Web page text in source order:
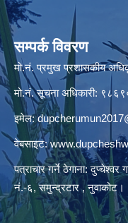
सम्पर्क विवरण
मो.नं. प्रमुख प्रशासकीय
मो.नं. सूचना अधिकारी:
इमेल:
वेबसाइट:
पत्राचार गर्ने ठेगाना: दुप्चेश्वर
नं.-६, समुन्द्रटार , नुवाकोट।